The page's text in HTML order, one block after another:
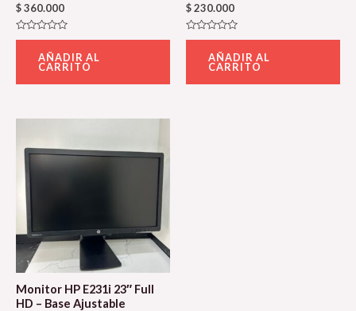
$360.000
Valorado
AÑADIR AL
CARRITO
$230.000
Valorado
AÑADIR AL
CARRITO
Monitor HP E231i 23″ Full
HD – Base Ajustable